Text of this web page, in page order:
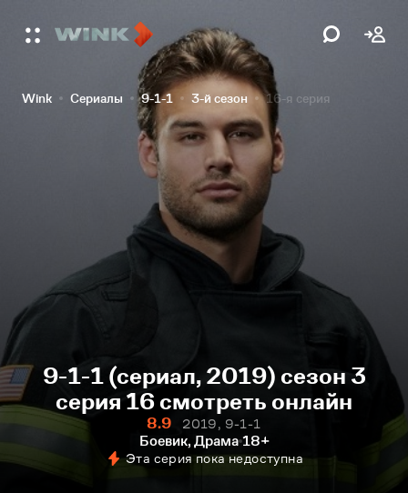
Wink Сериалы 9-1-1 3-й сезон 16-я серия
9-1-1 (сериал, 2019) сезон 3
серия 16 смотреть онлайн
8.9
2019, 9-1-1
Боевик, Драма 18+
Эта серия пока недоступна